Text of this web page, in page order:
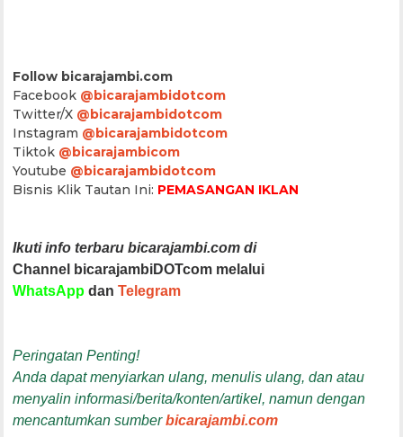
Follow bicarajambi.com
Facebook @bicarajambidotcom
Twitter/X @bicarajambidotcom
Instagram @bicarajambidotcom
Tiktok @bicarajambicom
Youtube @bicarajambidotcom
Bisnis Klik Tautan Ini: PEMASANGAN IKLAN
Ikuti info terbaru bicarajambi.com di
Channel bicarajambiDOTcom melalui
WhatsApp danTelegram
Peringatan Penting!
Anda dapat menyiarkan ulang, menulis ulang, dan atau
menyalin informasi/berita/konten/artikel, namun dengan
mencantumkan sumberbicarajambi.com